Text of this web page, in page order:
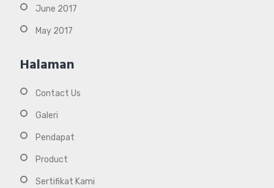
June 2017
May 2017
Halaman
Contact Us
Galeri
Pendapat
Product
Sertifikat Kami